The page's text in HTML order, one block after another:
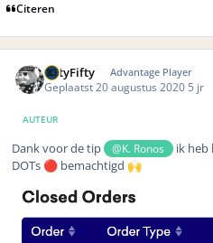
Citeren
FiftyFifty Advantage Player
Geplaatst 20 augustus 2020 5 jr
AUTEUR
Dank voor de tip @K. Ronos
ik heb
DOTs 🔴 bemachtigd 🙌